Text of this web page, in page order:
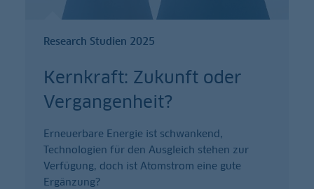
Research Studien 2025
Kernkraft: Zukunft oder
Vergangenheit?
Erneuerbare Energie ist schwankend,
Technologien für den Ausgleich stehen zur
Verfügung, doch ist Atomstrom eine gute
Ergänzung?